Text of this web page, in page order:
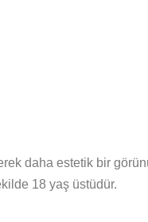
daha estetik bir
18 yaş üstüdür.